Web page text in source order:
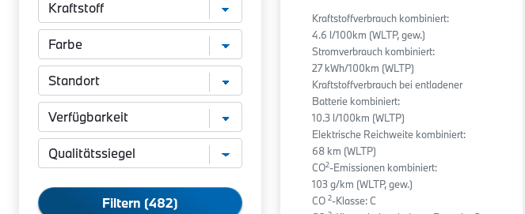
Filtern (482)
Kraftstoffverbrauch kombiniert:
4.6 l/100km (WLTP, gew.)
Stromverbrauch kombiniert:
27 kWh/100km (WLTP)
Kraftstoffverbrauch bei entladener
Batterie kombiniert:
10.3 l/100km (WLTP)
Elektrische Reichweite kombiniert:
68 km (WLTP)
CO2-Emissionen kombiniert:
103 g/km (WLTP, gew.)
CO 2-Klasse: C